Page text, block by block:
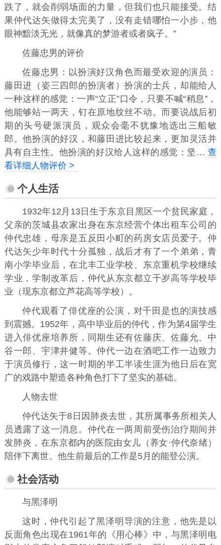
跌了，就会削弱场面的力量，但我们也只能接受。结
果仲代达矢做得太完美了，没有走错哪怕一小步，他
眼神黯淡无光，就像真的梦游者或者疯子。”
佐藤忠男的评价
佐藤忠男 ：以扮演好汉角色而最受欢迎的演员：
藤田进 （姿三四郎的扮演者）扮演的士兵 ，却能给人
一种这样的感觉：一声“立正”口令，只要不喊“稍息”，
他能够站一两天，钉在原地纹丝不动。而要说战后初
期的头号硬派演员，观众会毫不犹豫地选出三船敏
郎。他扮演的好汉，和藤田进比较起来，更加灵活并
具有自主性。他扮演的好汉给人这样的感觉：坚… 查
看详细人物评价 >
个人生活
1932年12月13日生于东京目黑区一个贫民家庭，
父亲的茨城县农家出身在东京经营个体出租车公司的
仲代忠雄，母亲是五反田小町的药房女店员爱子。仲
代达矢少年时代十分孤独，战后才有了一个弟弟，青
南小学毕业后，在北丰工业学校、东京重机学校继续
学业，学制改革后，仲代从东京都立千岁高等学校毕
业（现东京都立芦花高等学校）。
仲代观看了俳优座的公演，对千田是也的演技感
到震撼。1952年，高中毕业后的仲代，作为第4届学生
进入俳优座培养所，同期生还有佐藤庆、佐藤允、 中
谷一郎 、 宇津井健等。仲代一边在酒吧工作一边致力
于演员修行，这一时期的半工半读生涯为他日后在宽
广的戏路中塑造各种角色打下了坚实的基础。
人物去世
仲代达矢于8日因肺炎去世，其所属事务所相关人
员透露了这一消息。仲代在一两周前受伤治疗期间并
发肺炎，在东京都内的医院由女儿（养女·仲代奈绪）
陪伴下离世。他生前最后的工作是5月的能登公演。
社会活动
与黑泽明
这时，仲代引起了黑泽明 导演的注意，他先是以
反面角色出现在1961年的《用心棒 》中，与黑泽明电